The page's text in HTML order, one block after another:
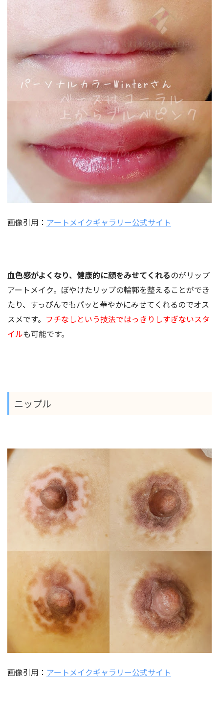
画像引用： アートメイクギャラリー公式サイト
血色感がよくなり、健康的に顔をみせてくれるのがリップ
アートメイク。ぼやけたリップの輪郭を整えることができ
たり、すっぴんでもパッと華やかにみせてくれるのでオス
スメです。 フチなしという技法ではっきりしすぎないスタ
イルも可能です。
ニップル
画像引用： アートメイクギャラリー公式サイト